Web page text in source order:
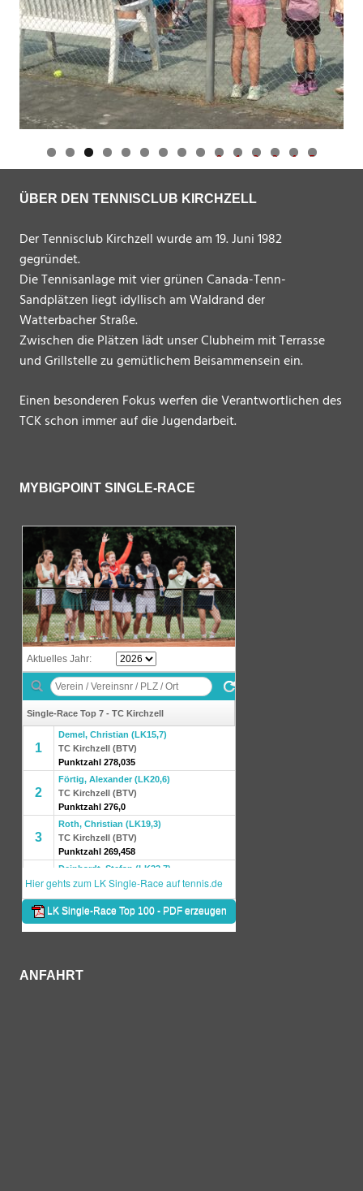
0 1 2 3 4 5
ÜBER DEN TENNISCLUB KIRCHZELL
Der Tennisclub Kirchzell wurde am 19. Juni 1982
gegründet.
Die Tennisanlage mit vier grünen Canada-Tenn-
Sandplätzen liegt idyllisch am Waldrand der
Watterbacher Straße.
Zwischen die Plätzen lädt unser Clubheim mit Terrasse
und Grillstelle zu gemütlichem Beisammensein ein.
Einen besonderen Fokus werfen die Verantwortlichen des
TCK schon immer auf die Jugendarbeit.
MYBIGPOINT SINGLE-RACE
ANFAHRT